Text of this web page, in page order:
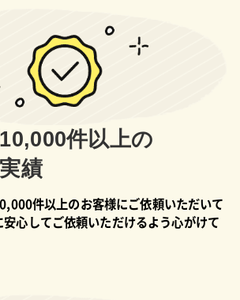
件以上の
績
件以上のお客様にご依頼いただいて
心してご依頼いただけるよう心がけて